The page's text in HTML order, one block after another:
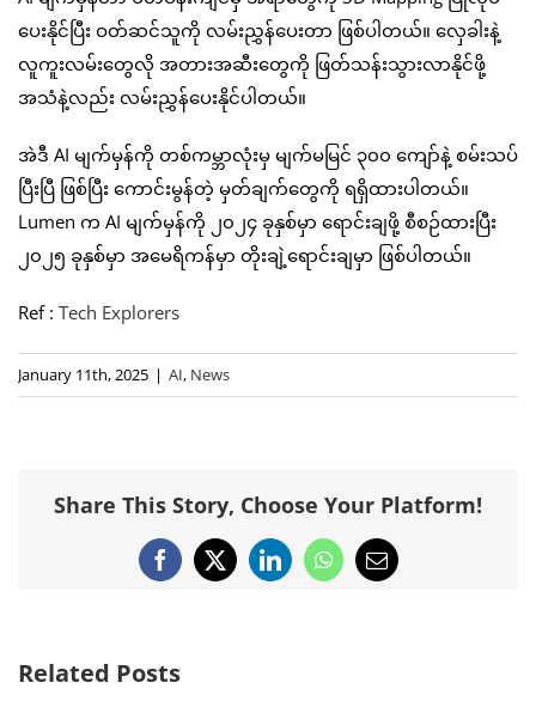
ပေးနိုင်ပြီး ဝတ်ဆင်သူကို လမ်းညွှန်ပေးတာ ဖြစ်ပါတယ်။ လှေခါးနဲ့
လူကူးလမ်းတွေလို အတားအဆီးတွေကို ဖြတ်သန်းသွားလာနိုင်ဖို့
အသံနဲ့လည်း လမ်းညွှန်ပေးနိုင်ပါတယ်။
အဲဒီ AI မျက်မှန်ကို တစ်ကမ္ဘာလုံးမှ မျက်မမြင် ၃၀၀ ကျော်နဲ့ စမ်းသပ်
ပြီးပြီ ဖြစ်ပြီး ကောင်းမွန်တဲ့ မှတ်ချက်တွေကို ရရှိထားပါတယ်။
Lumen က AI မျက်မှန်ကို ၂၀၂၄ ခုနှစ်မှာ ရောင်းချဖို့ စီစဉ်ထားပြီး
၂၀၂၅ ခုနှစ်မှာ အမေရိကန်မှာ တိုးချဲ့ရောင်းချမှာ ဖြစ်ပါတယ်။
Ref : Tech Explorers
January 11th, 2025 | AI, News
Share This Story, Choose Your Platform!
Facebook
X LinkedInWhatsApp
Email
Related Posts